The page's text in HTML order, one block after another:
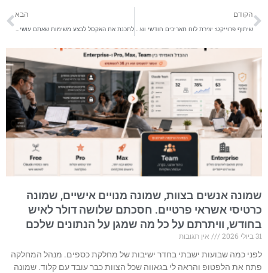
קודם
הקודם
שיתוף פרוייקט: יצירת לוח תאריכים חודשי ושנתי לריכוז משימות של צוותים שונים
הבא
לתכנת את האקסל לבצע משימות שאתם עושים שוב ושוב, מבלי לדעת תיכנות
שמונה אנשים בצוות, שמונה מנויים אישיים, שמונה
כרטיסי אשראי פרטיים. חסכתם שלושה דולר לאיש
בחודש, וויתרתם על כל מה שמגן על הנתונים שלכם
31 ביולי 2026
אין תגובות
לפני כמה שבועות ישבתי בחדר ישיבות של מחלקת כספים. מנהל המחלקה
פתח את הלפטופ והראה לי בגאווה שכל הצוות כבר עובד עם קלוד. שמונה